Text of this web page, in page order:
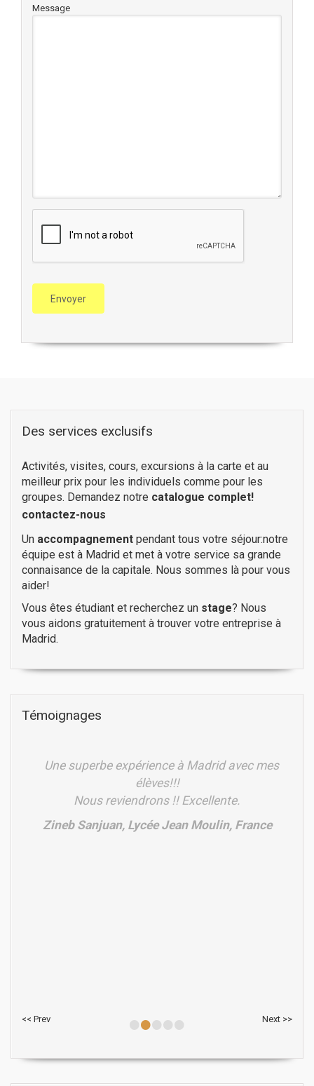
Message
Des services exclusifs
Activités, visites, cours, excursions à la carte et au
meilleur prix pour les individuels comme pour les
groupes. Demandez notre catalogue complet!
contactez-nous
Un accompagnement pendant tous votre séjour:notre
équipe est à Madrid et met à votre service sa grande
connaisance de la capitale. Nous sommes là pour vous
aider!
Vous êtes étudiant et recherchez un stage? Nous
vous aidons gratuitement à trouver votre entreprise à
Madrid.
Témoignages
Une superbe expérience à Madrid avec mes
élèves!!!
Nous reviendrons !! Excellente.
Zineb Sanjuan, Lycée Jean Moulin, France
<< Prev ••••• Next >>